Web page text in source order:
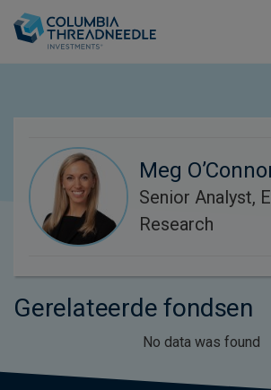
Meg
Senior Analyst,
Research
Gerelateerde fondsen
No data was found